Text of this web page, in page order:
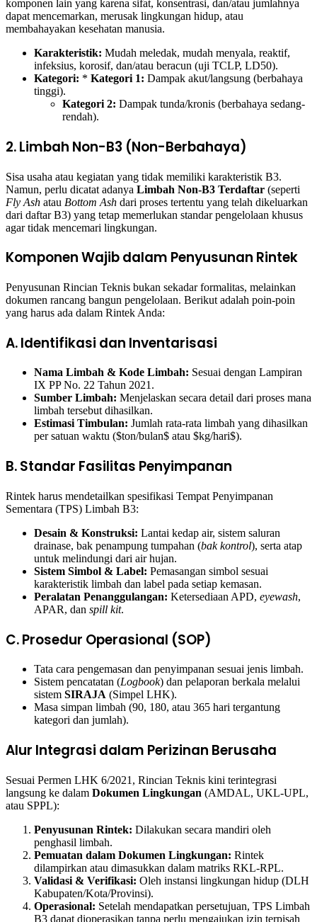
komponen lain yang karena sifat, konsentrasi, dan/atau jumlahnya
dapat mencemarkan, merusak lingkungan hidup, atau
membahayakan kesehatan manusia.
Karakteristik: Mudah meledak, mudah menyala, reaktif,
infeksius, korosif, dan/atau beracun (uji TCLP, LD50).
Kategori: * Kategori 1: Dampak akut/langsung (berbahaya
tinggi).
Kategori 2: Dampak tunda/kronis (berbahaya sedang-
rendah).
2. Limbah Non-B3 (Non-Berbahaya)
Sisa usaha atau kegiatan yang tidak memiliki karakteristik B3.
Namun, perlu dicatat adanya Limbah Non-B3 Terdaftar (seperti
Fly Ash atau Bottom Ash dari proses tertentu yang telah dikeluarkan
dari daftar B3) yang tetap memerlukan standar pengelolaan khusus
agar tidak mencemari lingkungan.
Komponen Wajib dalam Penyusunan Rintek
Penyusunan Rincian Teknis bukan sekadar formalitas, melainkan
dokumen rancang bangun pengelolaan. Berikut adalah poin-poin
yang harus ada dalam Rintek Anda:
A. Identifikasi dan Inventarisasi
Nama Limbah & Kode Limbah: Sesuai dengan Lampiran
IX PP No. 22 Tahun 2021.
Sumber Limbah: Menjelaskan secara detail dari proses mana
limbah tersebut dihasilkan.
Estimasi Timbulan: Jumlah rata-rata limbah yang dihasilkan
per satuan waktu ($ton/bulan$ atau $kg/hari$).
B. Standar Fasilitas Penyimpanan
Rintek harus mendetailkan spesifikasi Tempat Penyimpanan
Sementara (TPS) Limbah B3:
Desain & Konstruksi: Lantai kedap air, sistem saluran
drainase, bak penampung tumpahan (bak kontrol), serta atap
untuk melindungi dari air hujan.
Sistem Simbol & Label: Pemasangan simbol sesuai
karakteristik limbah dan label pada setiap kemasan.
Peralatan Penanggulangan: Ketersediaan APD, eyewash,
APAR, dan spill kit.
C. Prosedur Operasional (SOP)
Tata cara pengemasan dan penyimpanan sesuai jenis limbah.
Sistem pencatatan (Logbook) dan pelaporan berkala melalui
sistem SIRAJA (Simpel LHK).
Masa simpan limbah (90, 180, atau 365 hari tergantung
kategori dan jumlah).
Alur Integrasi dalam Perizinan Berusaha
Sesuai Permen LHK 6/2021, Rincian Teknis kini terintegrasi
langsung ke dalam Dokumen Lingkungan (AMDAL, UKL-UPL,
atau SPPL):
Penyusunan Rintek: Dilakukan secara mandiri oleh
penghasil limbah.
Pemuatan dalam Dokumen Lingkungan: Rintek
dilampirkan atau dimasukkan dalam matriks RKL-RPL.
Validasi & Verifikasi: Oleh instansi lingkungan hidup (DLH
Kabupaten/Kota/Provinsi).
Operasional: Setelah mendapatkan persetujuan, TPS Limbah
B3 dapat dioperasikan tanpa perlu mengajukan izin terpisah